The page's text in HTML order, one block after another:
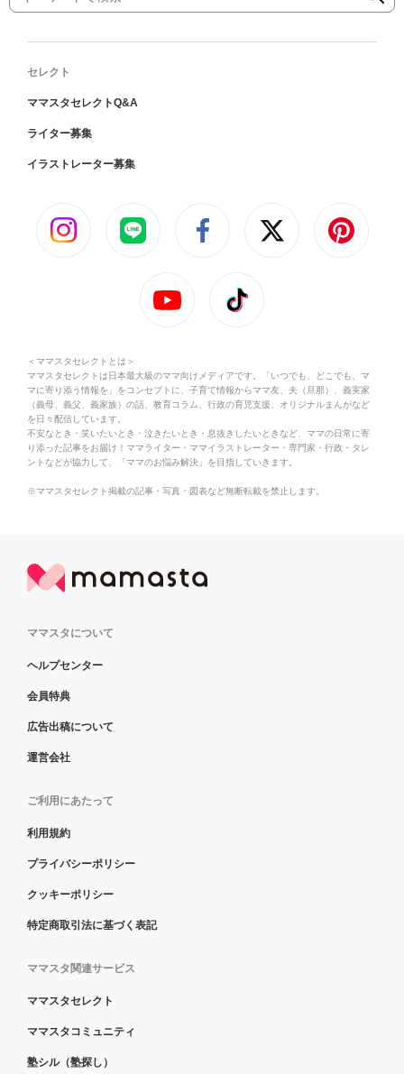
セレクト
ママスタセレクトQ&A
ライター募集
イラストレーター募集
＜ママスタセレクトとは＞
ママスタセレクトは日本最大級のママ向けメディアです。「いつでも、どこでも、マ
マに寄り添う情報を」をコンセプトに、子育て情報からママ友、夫（旦那）、義実家
（義母、義父、義家族）の話、教育コラム、行政の育児支援、オリジナルまんがなど
を日々配信しています。
不安なとき・笑いたいとき・泣きたいとき・息抜きしたいときなど、ママの日常に寄
り添った記事をお届け！ママライター・ママイラストレーター・専門家・行政・タレ
ントなどが協力して、「ママのお悩み解決」を目指していきます。
※ママスタセレクト掲載の記事・写真・図表など無断転載を禁止します。
ママスタについて
ヘルプセンター
会員特典
広告出稿について
運営会社
ご利用にあたって
利用規約
プライバシーポリシー
クッキーポリシー
特定商取引法に基づく表記
ママスタ関連サービス
ママスタセレクト
ママスタコミュニティ
塾シル（塾探し）